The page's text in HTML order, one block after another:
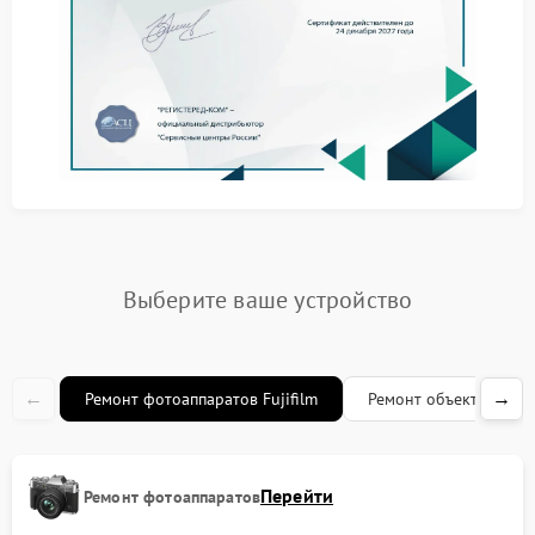
исправленного устройства. Опытные инженеры
строго соблюдают технические стандарты
производителя, что гарантирует качество и
надежность выполненных работ. Клиенты ценят нас
за оперативность, прозрачность стоимости и
внимательное отношение к каждой задаче.
Профессиональная диагностика с
использованием специализированного
качества
Первым этапом является детальный анализ
состояния устройства. После этого согласовывается
Специалисты проводят замену или восстановление
неисправных элементов, затем устройство проходит
проверку функциональности. По завершении
Выберите ваше устройство
← Ремонт фотоаппаратов Fujifilm Ремонт объективов
→
Ремонт фотоаппаратовПерейти